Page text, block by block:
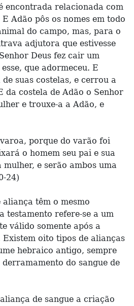
encontrada relacionada com
Adão pôs os nomes em todo
do campo, mas, para o
adjutora que estivesse
Deus fez cair um
que adormeceu. E
suas costelas, e cerrou a
da costela de Adão o Senhor
e trouxe-a a Adão, e
porque do varão foi
o homem seu pai e sua
mulher, e serão ambos uma
24)
têm o mesmo
testamento refere-se a um
válido somente após a
oito tipos de alianças
hebraico antigo, sempre
do sangue de
de sangue a criação